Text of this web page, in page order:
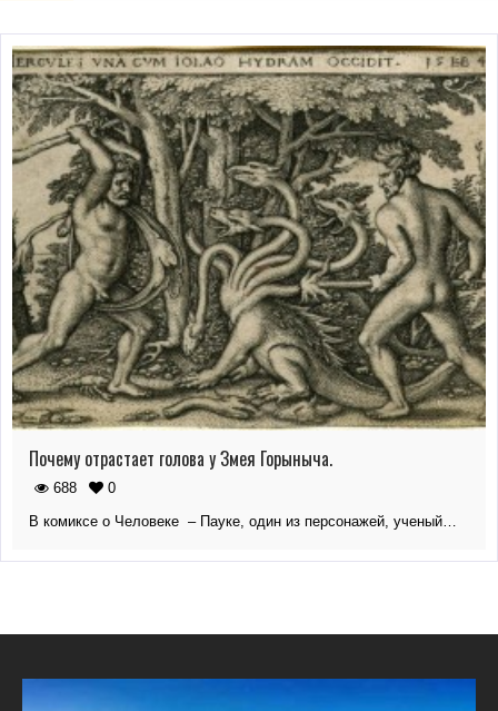
Почему отрастает голова у Змея Горыныча.
688
0
В комиксе о Человеке – Пауке, один из персонажей, ученый…